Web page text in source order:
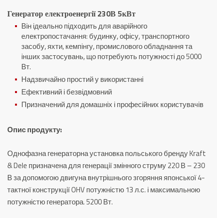
Генератор електроенергії 230В 5кВт
Він ідеально підходить для аварійного
електропостачання: будинку, офісу, транспортного
засобу, яхти, кемпінгу, промислового обладнання та
інших застосувань, що потребують потужності до 5000
Вт.
Надзвичайно простий у використанні
Ефективний і безвідмовний
Призначений для домашніх і професійних користувачів
Опис продукту:
Однофазна генераторна установка польського бренду Kraft
& Dele призначена для генерації змінного струму 220 В – 230
В за допомогою двигуна внутрішнього згоряння японської 4-
тактної конструкції OHV потужністю 13 л.с. і максимальною
потужністю генератора. 5200 Вт.